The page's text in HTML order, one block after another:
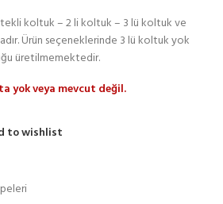
tekli koltuk – 2 li koltuk – 3 lü koltuk ve
Ürün seçeneklerinde 3 lü koltuk yok
üretilmemektedir.
yok veya mevcut değil.
to wishlist